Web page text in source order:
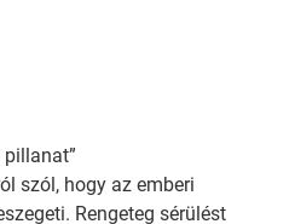
szól, hogy az emberi
Rengeteg sérülést